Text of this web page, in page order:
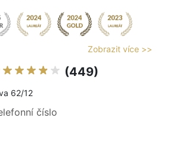
Zobrazit více >>
(449)
62/12
číslo